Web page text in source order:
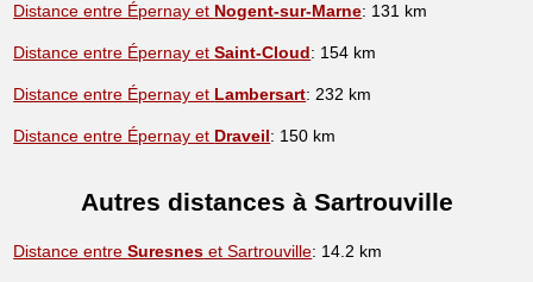
Distance entre Épernay et Nogent-sur-Marne: 131 km
Distance entre Épernay etSaint-Cloud: 154 km
Distance entre Épernay et Lambersart: 232 km
Distance entre Épernay et Draveil: 150 km
Autres distances à Sartrouville
Distance entreSuresnes et Sartrouville: 14.2 km